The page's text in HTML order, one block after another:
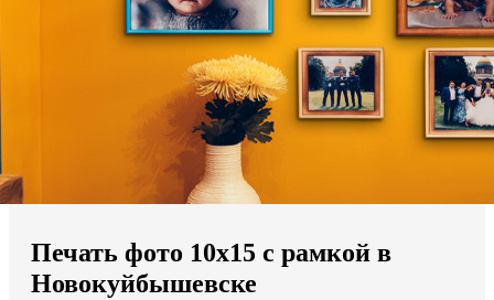
Мы доставляем по всему миру
Продолжить без города
Печать фото 10х15 с рамкой в
Новокуйбышевске